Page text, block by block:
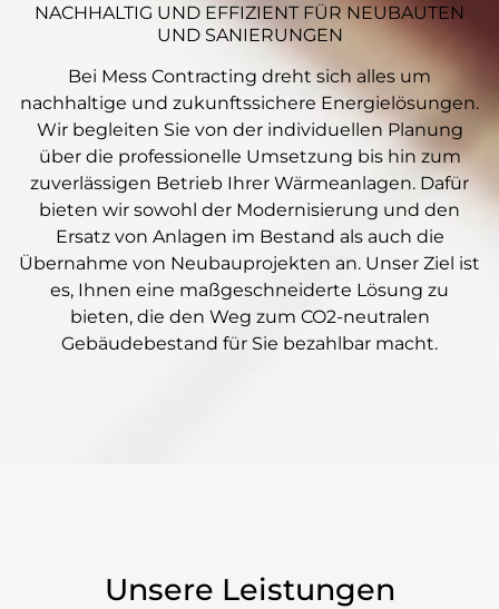
NACHHALTIG UND EFFIZIENT FÜR NEUBAUTEN
UND SANIERUNGEN
Bei Mess Contracting dreht sich alles um
nachhaltige und zukunftssichere Energielösungen.
Wir begleiten Sie von der individuellen Planung
über die professionelle Umsetzung bis hin zum
zuverlässigen Betrieb Ihrer Wärmeanlagen. Dafür
bieten wir sowohl der Modernisierung und den
Ersatz von Anlagen im Bestand als auch die
Übernahme von Neubauprojekten an. Unser Ziel ist
es, Ihnen eine maßgeschneiderte Lösung zu
bieten, die den Weg zum CO2-neutralen
Gebäudebestand für Sie bezahlbar macht.
Unsere Leistungen